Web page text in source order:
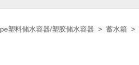
pe塑料储水容器/塑胶储水容器 > 蓄水箱 >